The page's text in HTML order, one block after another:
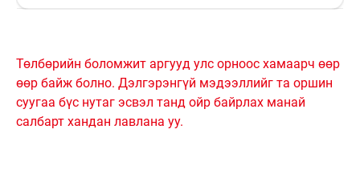
Төлбөрийн боломжит аргууд улс орноос хамаарч өөр
өөр байж болно. Дэлгэрэнгүй мэдээллийг та оршин
суугаа бүс нутаг эсвэл танд ойр байрлах манай
салбарт хандан лавлана уу.